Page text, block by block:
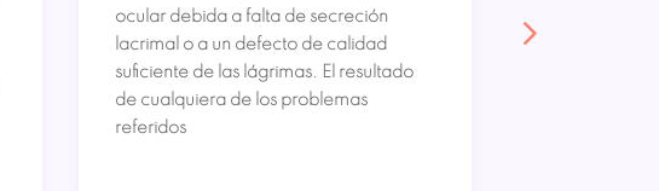
ocular debida a falta de secreción
lacrimal o a un defecto de calidad
suficiente de las lágrimas. El resultado
de cualquiera de los problemas
referidos